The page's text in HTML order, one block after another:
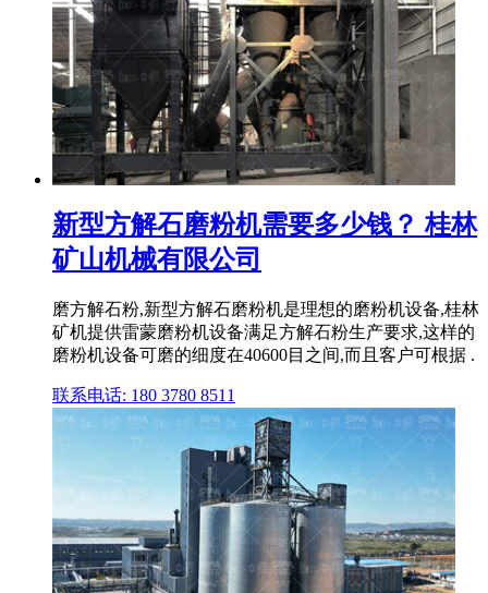
新型方解石磨粉机需要多少钱？ 桂林
矿山机械有限公司
磨方解石粉,新型方解石磨粉机是理想的磨粉机设备,桂林
矿机提供雷蒙磨粉机设备满足方解石粉生产要求,这样的
磨粉机设备可磨的细度在40600目之间,而且客户可根据 .
联系电话: 180 3780 8511